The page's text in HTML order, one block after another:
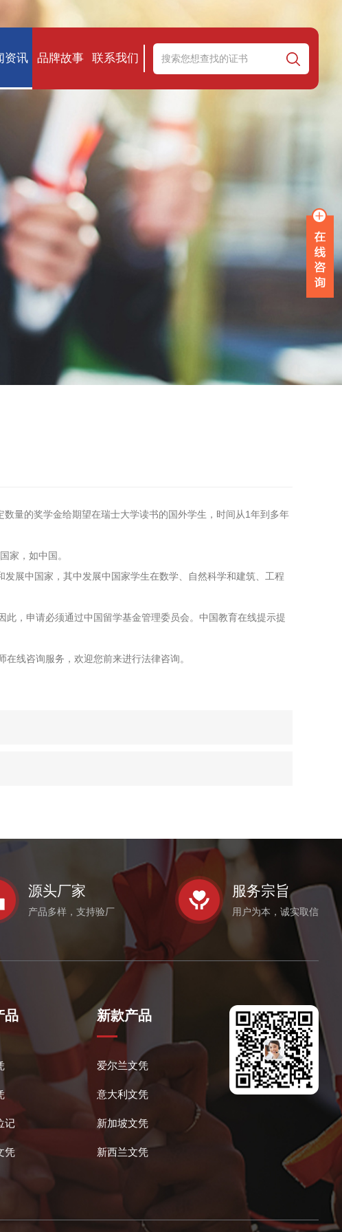
资讯 品牌故事 联系我们
量的奖学金给期望在瑞士大学读书的国外学生，时间从1年到多年
家，如中国。
展中国家，其中发展中国家学生在数学、自然科学和建筑、工程
，申请必须通过中国留学基金管理委员会。中国教育在线提示提
线咨询服务，欢迎您前来进行法律咨询。
源头厂家
产品多样，支持验厂
服务宗旨
用户为本，诚实取信
品
记
凭
新款产品
爱尔兰文凭
意大利文凭
新加坡文凭
新西兰文凭